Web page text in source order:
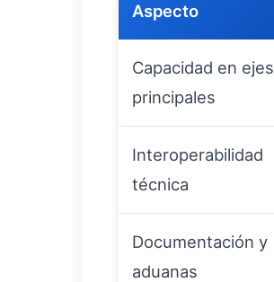
Aspecto
Capacidad en ejes
principales
Interoperabilidad
técnica
Documentación y
aduanas